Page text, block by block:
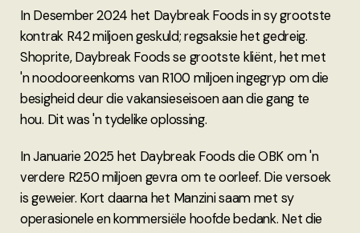
In Desember 2024 het Daybreak Foods in sy grootste
kontrak R42 miljoen geskuld; regsaksie het gedreig.
Shoprite, Daybreak Foods se grootste kliënt, het met
'n noodooreenkoms van R100 miljoen ingegryp om die
besigheid deur die vakansieseisoen aan die gang te
hou. Dit was 'n tydelike oplossing.
In Januarie 2025 het Daybreak Foods die OBK om 'n
verdere R250 miljoen gevra om te oorleef. Die versoek
is geweier. Kort daarna het Manzini saam met sy
operasionele en kommersiële hoofde bedank. Net die